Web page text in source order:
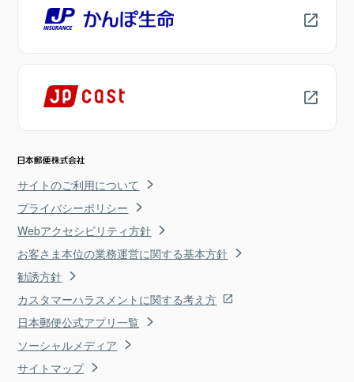
サイトのご利用について
プライバシーポリシー
Webアクセシビリティ方針
お客さま本位の業務運営に関する基本方針
勧誘方針
カスタマーハラスメントに関する考え方
日本郵便公式アプリ一覧
ソーシャルメディア
サイトマップ